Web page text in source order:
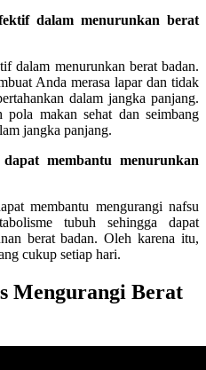
dalam menurunkan berat
dalam menurunkan berat badan.
Anda merasa lapar dan tidak
dalam jangka panjang.
makan sehat dan seimbang
jangka panjang.
membantu menurunkan
membantu mengurangi nafsu
tubuh sehingga dapat
berat badan. Oleh karena itu,
cukup setiap hari.
Mengurangi Berat